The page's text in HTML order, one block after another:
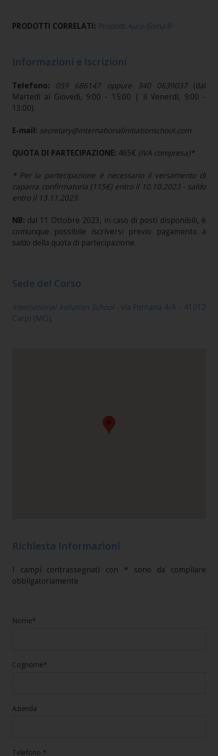
PRODOTTI CORRELATI: Prodotti Aura-Soma®
Informazioni e Iscrizioni
Telefono: 059 686147 oppure 340 0639037 (dal
Martedì al Giovedì, 9:00 - 15:00 | il Venerdì, 9:00 -
13:00).​​​​​​​
E-mail: secretary@internationalinitiationschool.com
QUOTA DI PARTECIPAZIONE: 465€ (IVA compresa)*
* Per la partecipazione è necessario il versamento di
caparra confirmatoria (115€) entro il 10.10.2023 - saldo
entro il 13.11.2023.
NB: dal 11 Ottobre 2023, in caso di posti disponibili, è
comunque possibile iscriversi previo pagamento a
saldo della quota di partecipazione.
Sede del Corso
International Initiation School - via Fontana 4/A - 41012
Carpi (MO).
Richiesta Informazioni
I campi contrassegnati con * sono da compilare
obbligatoriamente
Nome*
Cognome*
Azienda
Telefono *